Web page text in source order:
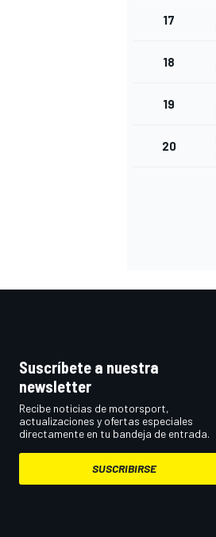
17
18
19
20
Suscríbete a nuestra
newsletter
Recibe noticias de motorsport,
actualizaciones y ofertas especiales
directamente en tu bandeja de entrada.
SUSCRIBIRSE